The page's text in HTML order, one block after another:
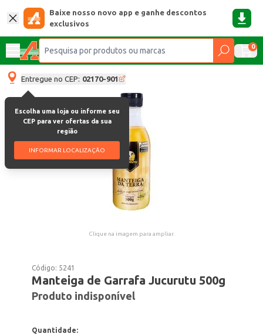
Baixe nosso novo app e ganhe descontos
exclusivos
0
Entregue no CEP: 02170-901
Escolha uma loja ou informe seu
CEP para ver ofertas da sua
região
INFORMAR LOCALIZAÇÃO
Clique na imagem para ampliar.
Código: 5241
Manteiga de Garrafa Jucurutu 500g
Produto indisponível
Quantidade: